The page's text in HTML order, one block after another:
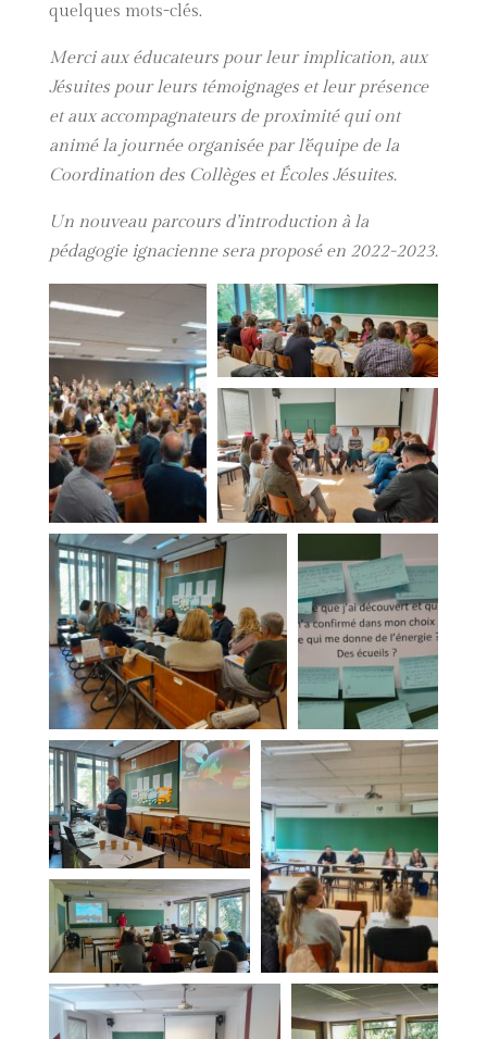
quelques mots-clés.
Merci aux éducateurs pour leur implication, aux
Jésuites pour leurs témoignages et leur présence
et aux accompagnateurs de proximité qui ont
animé la journée organisée par l’équipe de la
Coordination des Collèges et Écoles Jésuites.
Un nouveau parcours d’introduction à la
pédagogie ignacienne sera proposé en 2022-2023.